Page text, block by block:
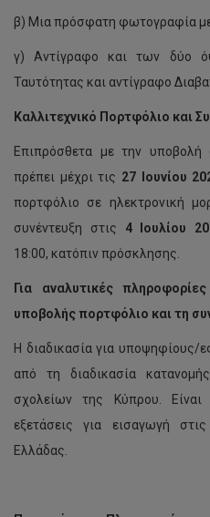
β) Μια πρόσφατη φωτογραφία
γ) Αντίγραφο και των δύο
Ταυτότητας και αντίγραφο
Καλλιτεχνικό Πορτφόλιο και
Επιπρόσθετα με την υποβολή
πρέπει μέχρι τις 27 Ιουνίου
πορτφόλιο σε ηλεκτρονική
συνέντευξη στις 4 Ιουλίου
18:00, κατόπιν πρόσκλησης.
Για αναλυτικές
υποβολής πορτφόλιο και τη
Η διαδικασία για υποψηφίους/
από τη διαδικασία
σχολείων της Κύπρου.
εξετάσεις για εισαγωγή
Ελλάδας.